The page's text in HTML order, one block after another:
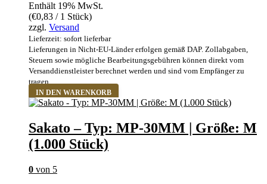
Enthält 19% MwSt.
(€0,83 / 1 Stück)
zzgl. Versand
Lieferzeit: sofort lieferbar
Lieferungen in Nicht-EU-Länder erfolgen gemäß DAP. Zollabgaben,
Steuern sowie mögliche Bearbeitungsgebühren können direkt vom
Versanddienstleister berechnet werden und sind vom Empfänger zu
tragen.
IN DEN WARENKORB
Sakato – Typ: MP-30MM | Größe: M
(1.000 Stück)
0 von 5